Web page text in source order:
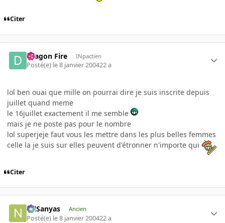
Citer
Dragon Fire INpactien
Posté(e) le 8 janvier 200422 a
lol ben ouai que mille on pourrai dire je suis inscrite depuis
juillet quand meme
le 16juillet exactement il me semble
mais je ne poste pas pour le nombre
lol superjeje faut vous les mettre dans les plus belles femmes
celle la je suis sur elles peuvent d'étronner n'importe qui
Citer
NilSanyas Ancien
Posté(e) le 8 janvier 200422 a